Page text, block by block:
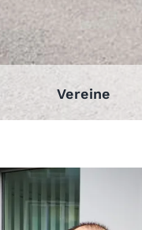
Vereine